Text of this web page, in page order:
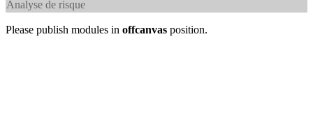
Analyse de risque
Please publish modules in offcanvas position.